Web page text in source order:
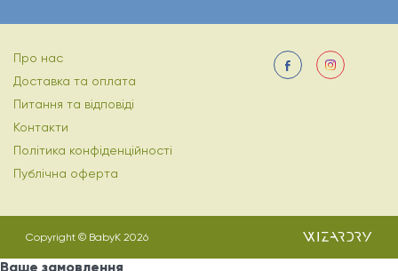
Про нас
Доставка та оплата
Питання та відповіді
Контакти
Політика конфіденційності
Публічна оферта
Copyright © BabyK 2026
Ваше замовлення